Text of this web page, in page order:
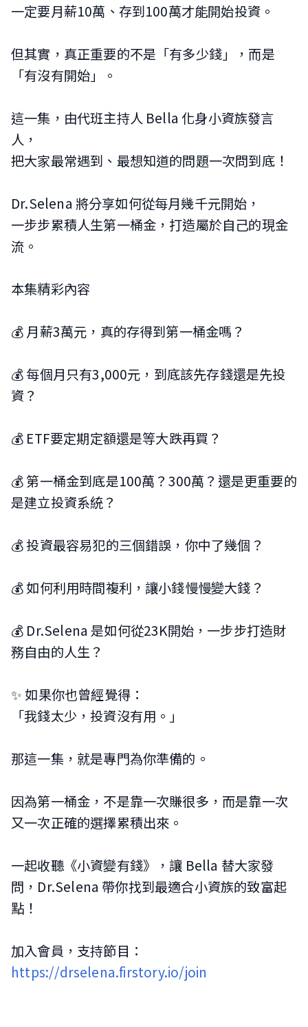
一定要月薪10萬、存到100萬才能開始投資。
但其實，真正重要的不是「有多少錢」，而是
「有沒有開始」。
這一集，由代班主持人 Bella 化身小資族發言
人，
把大家最常遇到、最想知道的問題一次問到底！
Dr.Selena 將分享如何從每月幾千元開始，
一步步累積人生第一桶金，打造屬於自己的現金
流。
本集精彩內容
💰 月薪3萬元，真的存得到第一桶金嗎？
💰 每個月只有3,000元，到底該先存錢還是先投
資？
💰 ETF要定期定額還是等大跌再買？
💰 第一桶金到底是100萬？300萬？還是更重要的
是建立投資系統？
💰 投資最容易犯的三個錯誤，你中了幾個？
💰 如何利用時間複利，讓小錢慢慢變大錢？
💰 Dr.Selena 是如何從23K開始，一步步打造財
務自由的人生？
✨ 如果你也曾經覺得：
「我錢太少，投資沒有用。」
那這一集，就是專門為你準備的。
因為第一桶金，不是靠一次賺很多，而是靠一次
又一次正確的選擇累積出來。
一起收聽《小資變有錢》，讓 Bella 替大家發
問，Dr.Selena 帶你找到最適合小資族的致富起
點！
加入會員，支持節目：
https://drselena.firstory.io/join